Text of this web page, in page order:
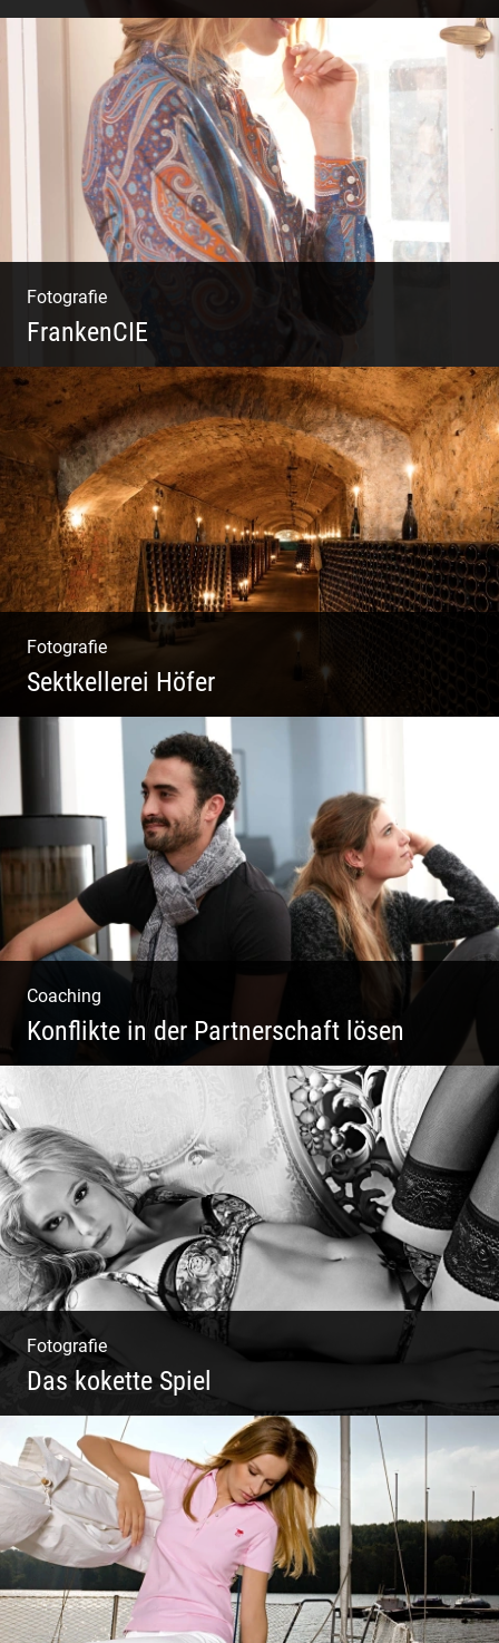
Catwalk Mode Fotografie
Fotografie
FrankenCIE
Fotografie
Sektkellerei Höfer
Sekt Perlen | Tiefe Keller | Coole Kerle |
Idyllische Weinberge
Coaching
Konflikte in der Partnerschaft lösen
Paar Coaching – Der Weg in die Leichtigkeit
und Harmonie
Fotografie
Das kokette Spiel
Sinnlich inszeniert, spielerische Poesie